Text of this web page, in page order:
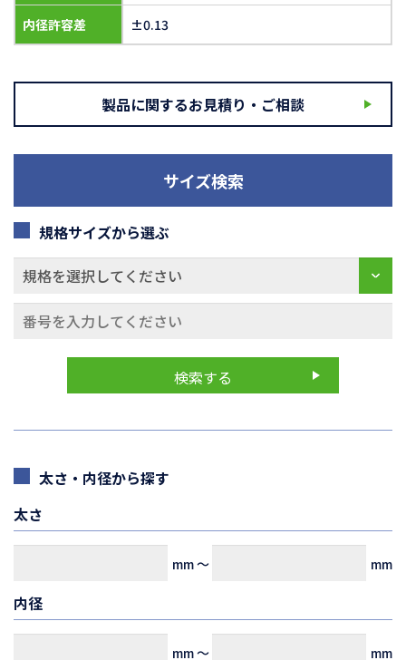
内径許容差 ±0.13
製品に関するお見積り・ご相談
サイズ検索
規格サイズから選ぶ
太さ・内径から探す
太さ
mm～ mm
内径
mm～ mm